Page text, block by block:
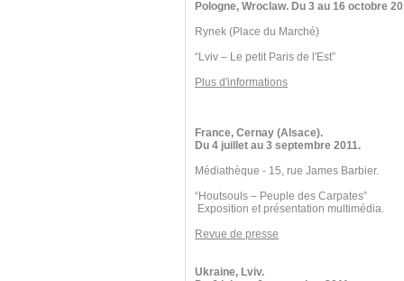
Pologne, Wroclaw. Du 3 au 16 octobre
Rynek (Place du Marché)
“Lviv – Le petit Paris de l'Est”
Plus d'informations
France, Cernay (Alsace).
Du 4 juillet au 3 septembre 2011.
Médiathèque - 15, rue James Barbier.
“Houtsouls – Peuple des Carpates”
Exposition et présentation multimédia.
Revue de presse
Ukraine, Lviv.